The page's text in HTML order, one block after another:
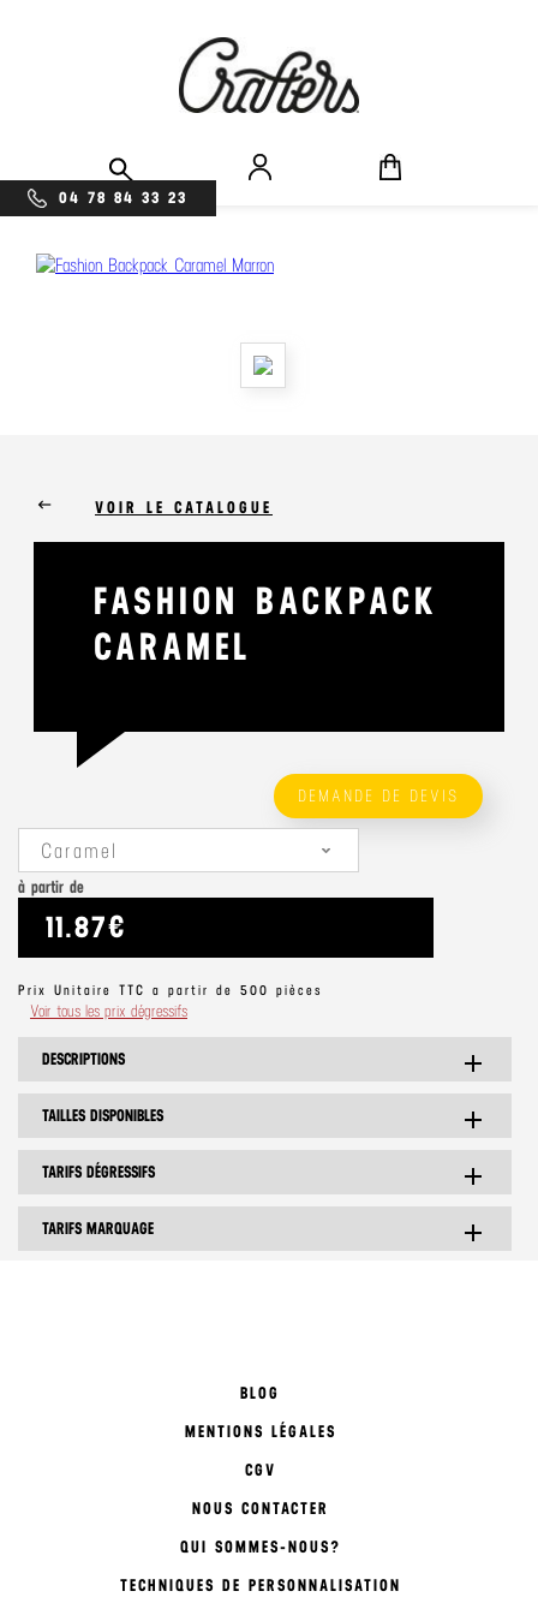
04 78 84 33 23
keyboard_backspace VOIR LE CATALOGUE
FASHION BACKPACK
CARAMEL
DEMANDE DE DEVIS
Caramel
à partir de
11.87€
Prix Unitaire TTC a partir de 500 pièces
Voir tous les prix dégressifs
DESCRIPTIONS add
TAILLES DISPONIBLES add
TARIFS DÉGRESSIFS add
TARIFS MARQUAGE add
BLOG
MENTIONS LÉGALES
CGV
NOUS CONTACTER
QUI SOMMES-NOUS?
TECHNIQUES DE PERSONNALISATION